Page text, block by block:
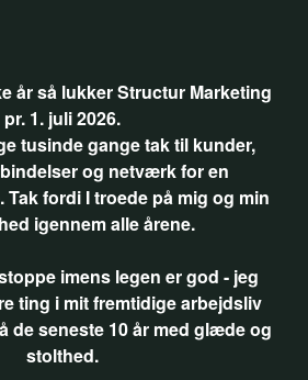
år så lukker Structur Marketing
pr. 1. juli 2026.
tusinde gange tak til kunder,
og netværk for en
fordi I troede på mig og min
igennem alle årene.
imens legen er god - jeg
ting i mit fremtidige arbejdsliv
de seneste 10 år med glæde og
stolthed.